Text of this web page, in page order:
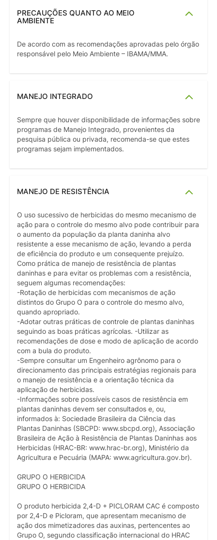
PRECAUÇÕES QUANTO AO MEIO
AMBIENTE
De acordo com as recomendações aprovadas pelo órgão
responsável pelo Meio Ambiente – IBAMA/MMA.
MANEJO INTEGRADO
Sempre que houver disponibilidade de informações sobre
programas de Manejo Integrado, provenientes da
pesquisa pública ou privada, recomenda-se que estes
programas sejam implementados.
MANEJO DE RESISTÊNCIA
O uso sucessivo de herbicidas do mesmo mecanismo de
ação para o controle do mesmo alvo pode contribuir para
o aumento da população da planta daninha alvo
resistente a esse mecanismo de ação, levando a perda
de eficiência do produto e um consequente prejuízo.
Como prática de manejo de resistência de plantas
daninhas e para evitar os problemas com a resistência,
seguem algumas recomendações:
-Rotação de herbicidas com mecanismos de ação
distintos do Grupo O para o controle do mesmo alvo,
quando apropriado.
-Adotar outras práticas de controle de plantas daninhas
seguindo as boas práticas agrícolas. -Utilizar as
recomendações de dose e modo de aplicação de acordo
com a bula do produto.
-Sempre consultar um Engenheiro agrônomo para o
direcionamento das principais estratégias regionais para
o manejo de resistência e a orientação técnica da
aplicação de herbicidas.
-Informações sobre possíveis casos de resistência em
plantas daninhas devem ser consultados e, ou,
informados à: Sociedade Brasileira da Ciência das
Plantas Daninhas (SBCPD: www.sbcpd.org), Associação
Brasileira de Ação à Resistência de Plantas Daninhas aos
Herbicidas (HRAC-BR: www.hrac-br.org), Ministério da
Agricultura e Pecuária (MAPA: www.agricultura.gov.br).
GRUPO O HERBICIDA
GRUPO O HERBICIDA
O produto herbicida 2,4-D + PICLORAM CAC é composto
por 2,4-D e Picloram, que apresentam mecanismo de
ação dos mimetizadores das auxinas, pertencentes ao
Grupo O, segundo classificação internacional do HRAC